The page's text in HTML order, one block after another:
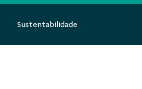
Sustentabilidade